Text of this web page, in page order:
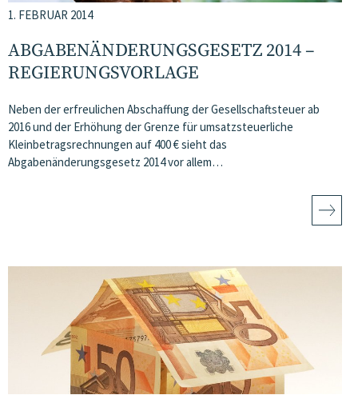
1. FEBRUAR 2014
ABGABENÄNDERUNGSGESETZ 2014 –
REGIERUNGSVORLAGE
Neben der erfreulichen Abschaffung der Gesellschaftsteuer ab
2016 und der Erhöhung der Grenze für umsatzsteuerliche
Kleinbetragsrechnungen auf 400 € sieht das
Abgabenänderungsgesetz 2014 vor allem…